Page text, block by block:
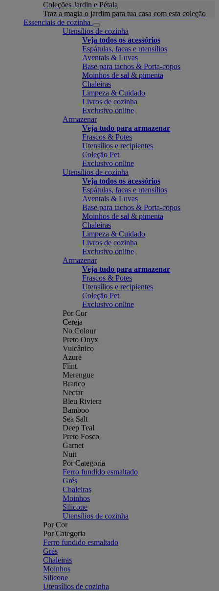
Coleções Jardin e Pétala
Traz a magia o jardim para tua casa com esta coleção
Essenciais de cozinha
Utensílios de cozinha
Veja todos os acessórios
Espátulas, facas e utensílios
Aventais & Luvas
Base para tachos & Porta-copos
Moinhos de sal & pimenta
Chaleiras
Limpeza & Cuidado
Livros de cozinha
Exclusivo online
Armazenar
Veja tudo para armazenar
Frascos & Potes
Utensílios e recipientes
Coleção Pet
Exclusivo online
Utensílios de cozinha
Veja todos os acessórios
Espátulas, facas e utensílios
Aventais & Luvas
Base para tachos & Porta-copos
Moinhos de sal & pimenta
Chaleiras
Limpeza & Cuidado
Livros de cozinha
Exclusivo online
Armazenar
Veja tudo para armazenar
Frascos & Potes
Utensílios e recipientes
Coleção Pet
Exclusivo online
Por Cor
Cereja
No Colour
Preto Onyx
Vulcânico
Azure
Flint
Merengue
Branco
Nectar
Bleu Riviera
Bamboo
Sea Salt
Deep Teal
Preto Fosco
Garnet
Nuit
Por Categoria
Ferro fundido esmaltado
Grés
Chaleiras
Moinhos
Silicone
Utensílios de cozinha
Por Cor
Por Categoria
Ferro fundido esmaltado
Grés
Chaleiras
Moinhos
Silicone
Utensílios de cozinha